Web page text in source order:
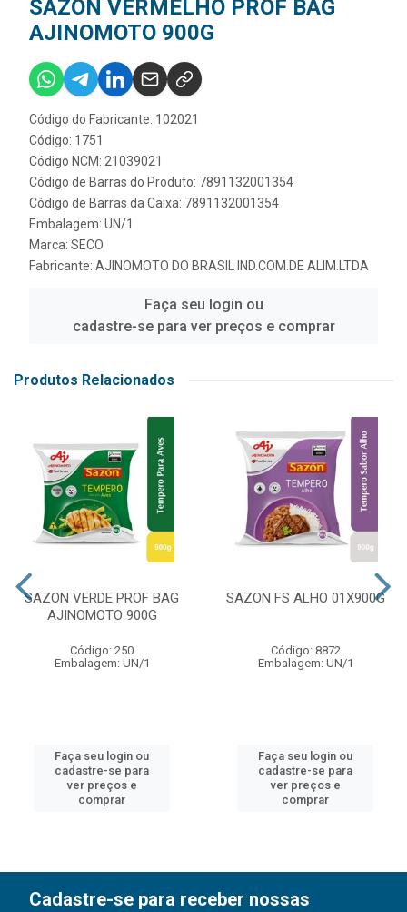
SAZON VERMELHO PROF BAG
AJINOMOTO 900G
Código do Fabricante: 102021
Código: 1751
Código NCM: 21039021
Código de Barras do Produto: 7891132001354
Código de Barras da Caixa: 7891132001354
Embalagem: UN/1
Marca: SECO
Fabricante: AJINOMOTO DO BRASIL IND.COM.DE ALIM.LTDA
Faça seu login ou
cadastre-se para ver preços e comprar
Produtos Relacionados
SAZON VERDE PROF BAG
AJINOMOTO 900G
Código: 250
Embalagem: UN/1
Faça seu login ou
cadastre-se para
ver preços e
comprar
SAZON FS ALHO 01X900G
Código: 8872
Embalagem: UN/1
Faça seu login ou
cadastre-se para
ver preços e
comprar
Cadastre-se para receber nossas